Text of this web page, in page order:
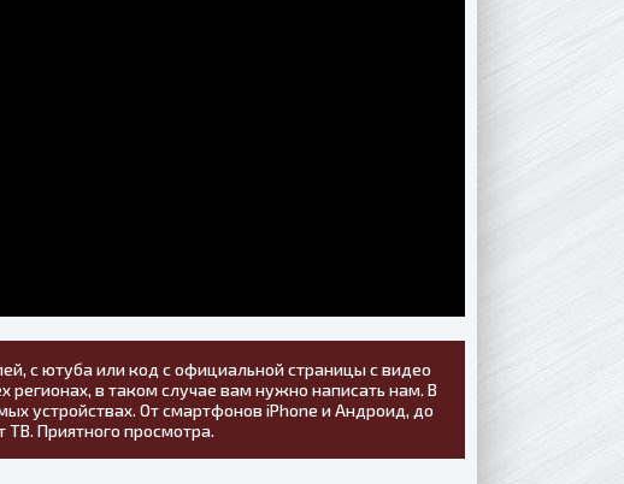
с ютуба или код с официальной страницы с видео
в таком случае вам нужно написать нам. В
устройствах. От смартфонов iPhone и Андроид, до
ТВ. Приятного просмотра.